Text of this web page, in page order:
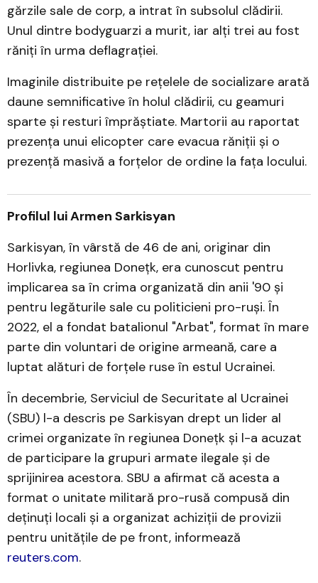
gărzile sale de corp, a intrat în subsolul clădirii.
Unul dintre bodyguarzi a murit, iar alți trei au fost
răniți în urma deflagrației.
Imaginile distribuite pe rețelele de socializare arată
daune semnificative în holul clădirii, cu geamuri
sparte și resturi împrăștiate. Martorii au raportat
prezența unui elicopter care evacua răniții și o
prezență masivă a forțelor de ordine la fața locului.
Profilul lui Armen Sarkisyan
Sarkisyan, în vârstă de 46 de ani, originar din
Horlivka, regiunea Donețk, era cunoscut pentru
implicarea sa în crima organizată din anii '90 și
pentru legăturile sale cu politicieni pro-ruși. În
2022, el a fondat batalionul "Arbat", format în mare
parte din voluntari de origine armeană, care a
luptat alături de forțele ruse în estul Ucrainei.
În decembrie, Serviciul de Securitate al Ucrainei
(SBU) l-a descris pe Sarkisyan drept un lider al
crimei organizate în regiunea Donețk și l-a acuzat
de participare la grupuri armate ilegale și de
sprijinirea acestora. SBU a afirmat că acesta a
format o unitate militară pro-rusă compusă din
deținuți locali și a organizat achiziții de provizii
pentru unitățile de pe front, informează
reuters.com.